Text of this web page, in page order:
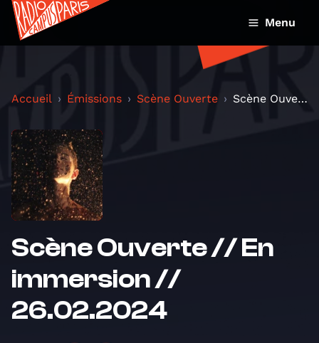
Menu
Accueil Émissions Scène Ouverte Scène Ouverte // En immersion // 26.02.2024
Scène Ouverte // En
immersion //
26.02.2024